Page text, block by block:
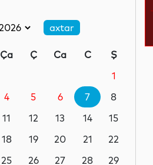
təşkilatı Aİ-ni əhalinin istidən
görməyə çağırıb
06 Avqust 21:39
Rusiyanın Yaroslavl və Tver
yaşayış binalarına zərər vurub
06 Avqust 21:17
Ça Ç Ca C
Ş
1
4 5 6 7
8
11 12 13 14
15
18 19 20 21
22
25 26 27 28
29